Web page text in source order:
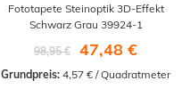
Fototapete Steinoptik 3D-Effekt
Schwarz Grau 39924-1
98,95 €
47,48 €
Grundpreis: 4,57 € / Quadratmeter